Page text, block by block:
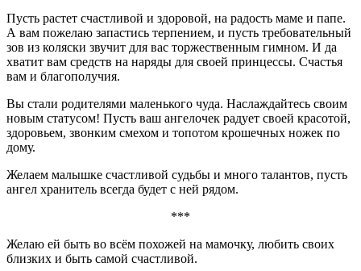
Пусть растет счастливой и здоровой, на радость маме и папе.
А вам пожелаю запастись терпением, и пусть требовательный
зов из коляски звучит для вас торжественным гимном. И да
хватит вам средств на наряды для своей принцессы. Счастья
вам и благополучия.
Вы стали родителями маленького чуда. Наслаждайтесь своим
новым статусом! Пусть ваш ангелочек радует своей красотой,
здоровьем, звонким смехом и топотом крошечных ножек по
дому.
Желаем малышке счастливой судьбы и много талантов, пусть
ангел хранитель всегда будет с ней рядом.
***
Желаю ей быть во всём похожей на мамочку, любить своих
близких и быть самой счастливой.